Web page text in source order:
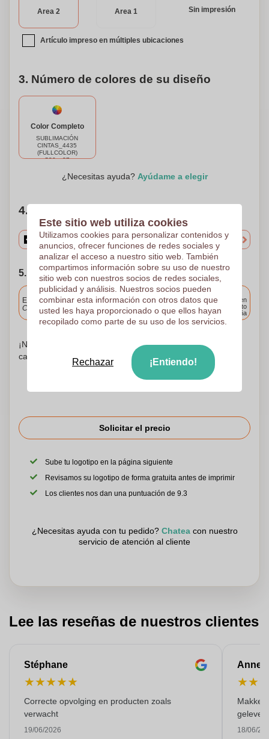
Area 2 Area 1 Sin impresión
Artículo impreso en múltiples ubicaciones
3. Número de colores de su diseño
Color Completo
SUBLIMACIÓN
CINTAS_4435
(FULLCOLOR)
580 x 27
¿Necesitas ayuda? Ayúdame a elegir
4. Elige tu cantidad
5. Elija su fecha de envío
Incluido
Entrega estándar
Cargue y apruebe sus archivos antes de las 9.30 a.m.
Entrega en
cualquier punto
de España
¡No te preocupes! Simplemente suba sus archivos a la
canasta de compras
Solicitar el precio
Sube tu logotipo en la página siguiente
Revisamos su logotipo de forma gratuita antes de imprimir
Los clientes nos dan una puntuación de 9.3
¿Necesitas ayuda con tu pedido? Chateacon nuestro
servicio de atención al cliente
Lee las reseñas de nuestros clientes
Stéphane
★★★★★
Correcte opvolging en producten zoals
verwacht
19/06/2026
Anne-
★★
18/06/
Este sitio web utiliza cookies
Utilizamos cookies para personalizar contenidos y
anuncios, ofrecer funciones de redes sociales y
analizar el acceso a nuestro sitio web. También
compartimos información sobre su uso de nuestro
sitio web con nuestros socios de redes sociales,
publicidad y análisis. Nuestros socios pueden
combinar esta información con otros datos que
usted les haya proporcionado o que ellos hayan
recopilado como parte de su uso de los servicios.
Rechazar ¡Entiendo!